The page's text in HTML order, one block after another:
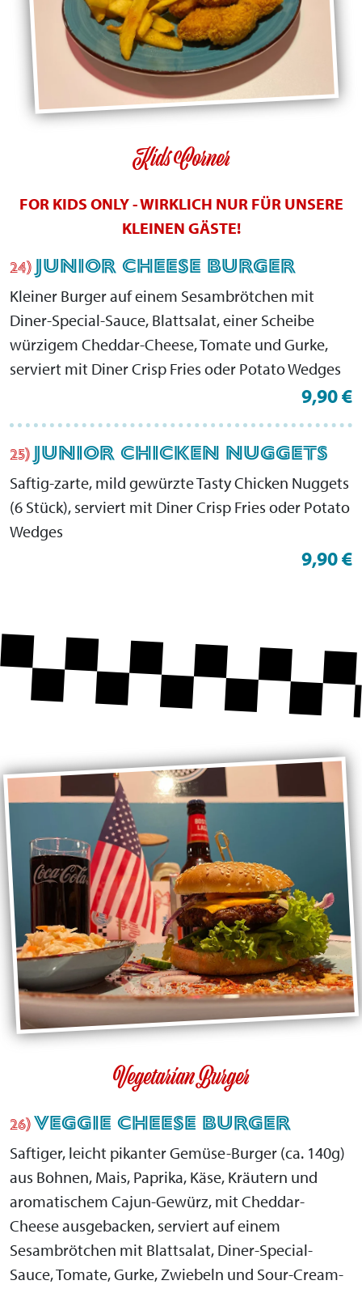
Kids Corner
FOR KIDS ONLY - WIRKLICH NUR FÜR UNSERE
KLEINEN GÄSTE!
24) JUNIOR CHEESE BURGER
Kleiner Burger auf einem Sesambrötchen mit
Diner-Special-Sauce, Blattsalat, einer Scheibe
würzigem Cheddar-Cheese, Tomate und Gurke,
serviert mit Diner Crisp Fries oder Potato Wedges
9,90 €
25) JUNIOR CHICKEN NUGGETS
Saftig-zarte, mild gewürzte Tasty Chicken Nuggets
(6 Stück), serviert mit Diner Crisp Fries oder Potato
Wedges
9,90 €
Vegetarian Burger
26)VEGGIE CHEESE BURGER
Saftiger, leicht pikanter Gemüse-Burger (ca. 140g)
aus Bohnen, Mais, Paprika, Käse, Kräutern und
aromatischem Cajun-Gewürz, mit Cheddar-
Cheese ausgebacken, serviert auf einem
Sesambrötchen mit Blattsalat, Diner-Special-
Sauce, Tomate, Gurke, Zwiebeln und Sour-Cream-